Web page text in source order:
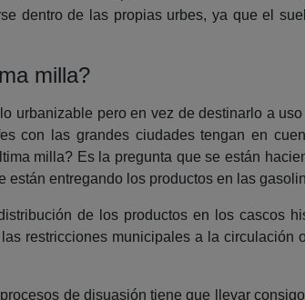
dentro de las propias urbes, ya que el
milla?
urbanizable pero en vez de destinarlo a
con las grandes ciudades tengan en
milla? Es la pregunta que se están
están entregando los productos en las
de los productos en los cascos
restricciones municipales a la
de disuasión tiene que llevar